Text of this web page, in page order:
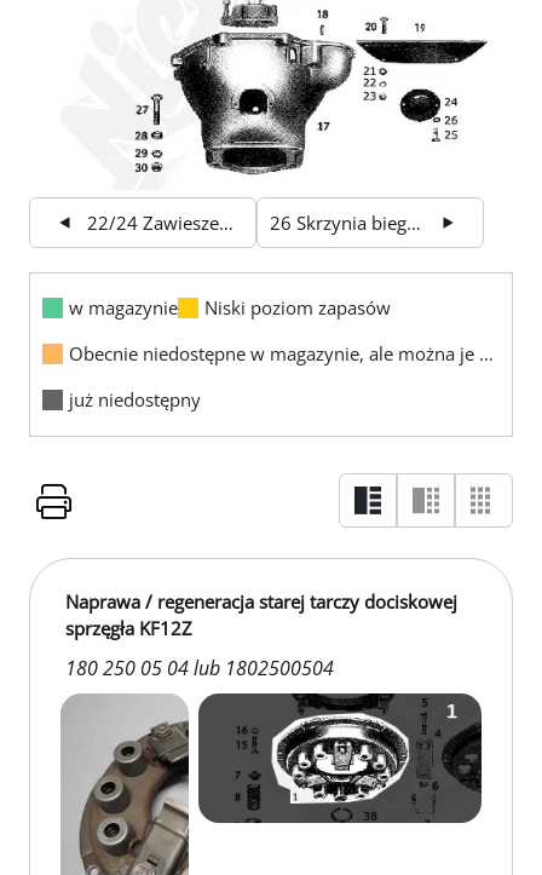
22/24 Zawieszenie silnika 26 Skrzynia biegów 1
w magazynie
Niski poziom zapasów
Obecnie niedostępne w magazynie, ale można je zamówić
już niedostępny
Naprawa / regeneracja starej tarczy dociskowej
sprzęgła KF12Z
180 250 05 04 lub 1802500504